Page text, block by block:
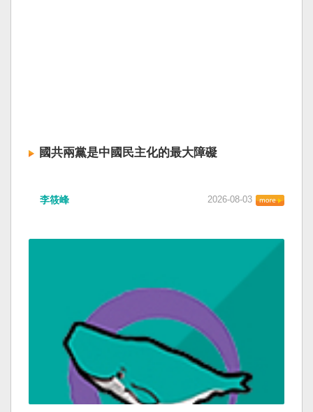
國共兩黨是中國民主化的最大障礙
李筱峰 2026-08-03